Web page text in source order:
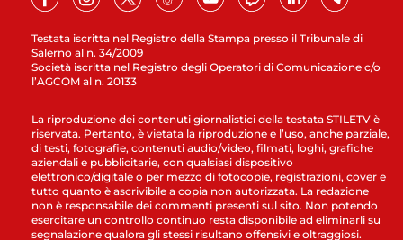
Testata iscritta nel Registro della Stampa presso il Tribunale di
Salerno al n. 34/2009
Società iscritta nel Registro degli Operatori di Comunicazione c/o
l’AGCOM al n. 20133
La riproduzione dei contenuti giornalistici della testata STILETV è
riservata. Pertanto, è vietata la riproduzione e l’uso, anche parziale,
di testi, fotografie, contenuti audio/video, filmati, loghi, grafiche
aziendali e pubblicitarie, con qualsiasi dispositivo
elettronico/digitale o per mezzo di fotocopie, registrazioni, cover e
tutto quanto è ascrivibile a copia non autorizzata. La redazione
non è responsabile dei commenti presenti sul sito. Non potendo
esercitare un controllo continuo resta disponibile ad eliminarli su
segnalazione qualora gli stessi risultano offensivi e oltraggiosi.